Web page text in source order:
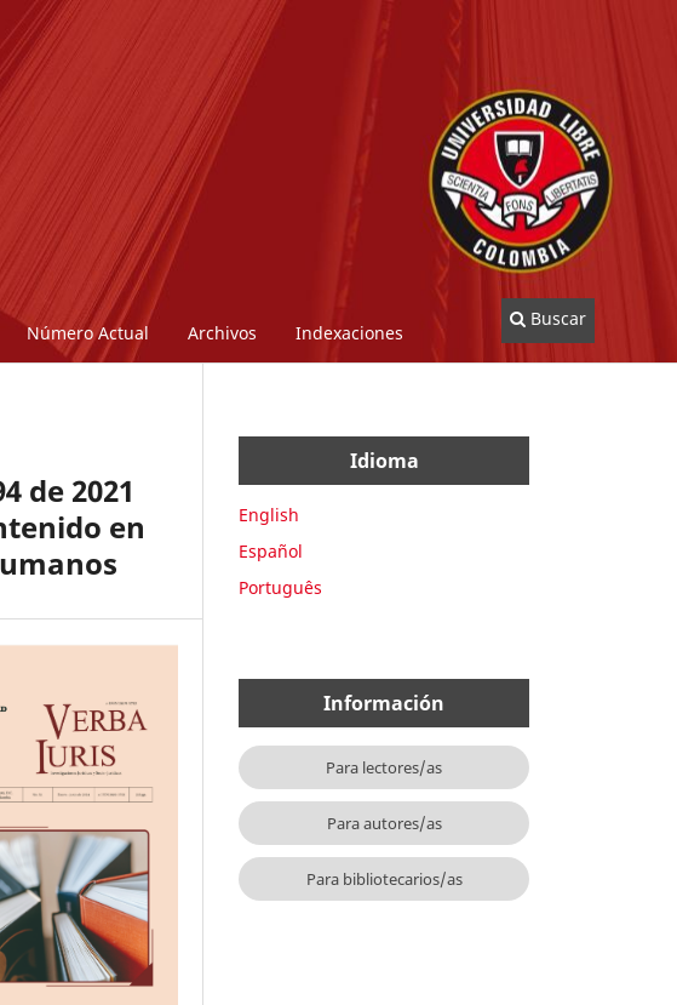
Número Actual Archivos Indexaciones
Buscar
de 2021
en
Idioma
English
Español
Português
Información
Para lectores/as
Para autores/as
Para bibliotecarios/as